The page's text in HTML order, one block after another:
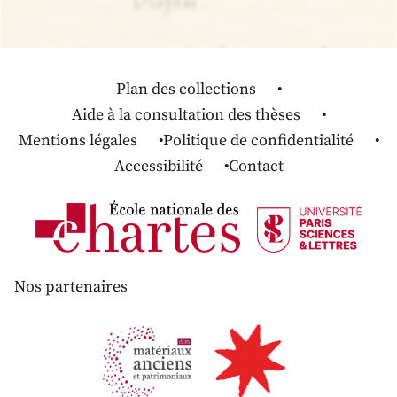
Plan des collections
Aide à la consultation des thèses
Mentions légales
Politique de confidentialité
Accessibilité
Contact
Nos partenaires